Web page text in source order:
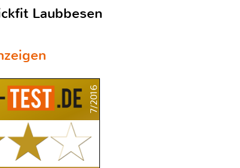
Laubbesen
7/2016